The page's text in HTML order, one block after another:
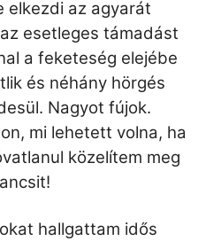
elkezdi az agyarát
esetleges támadást
a feketeség elejébe
és néhány hörgés
Nagyot fújok.
mi lehetett volna, ha
közelítem meg
hallgattam idős